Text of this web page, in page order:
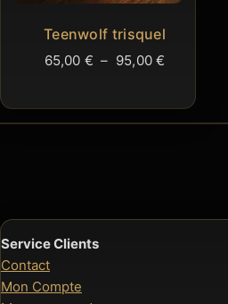
Teenwolf trisquel
65,00 € – 95,00€
prix :
65,00 €
Service Clients
Contact
Mon Compte